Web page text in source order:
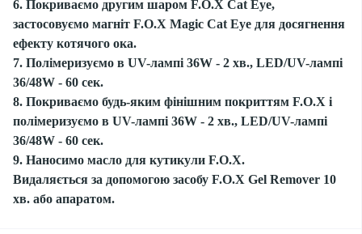
6. Покриваємо другим шаром F.O.X Cat Eye,
застосовуємо магніт F.O.X Magic Cat Eye для досягнення
ефекту котячого ока.
7. Полімеризуємо в UV-лампі 36W - 2 хв., LED/UV-лампі
36/48W - 60 сек.
8. Покриваємо будь-яким фінішним покриттям F.O.X і
полімеризуємо в UV-лампі 36W - 2 хв., LED/UV-лампі
36/48W - 60 сек.
9. Наносимо масло для кутикули F.O.X.
Видаляється за допомогою засобу F.O.X Gel Remover 10
хв. або апаратом.